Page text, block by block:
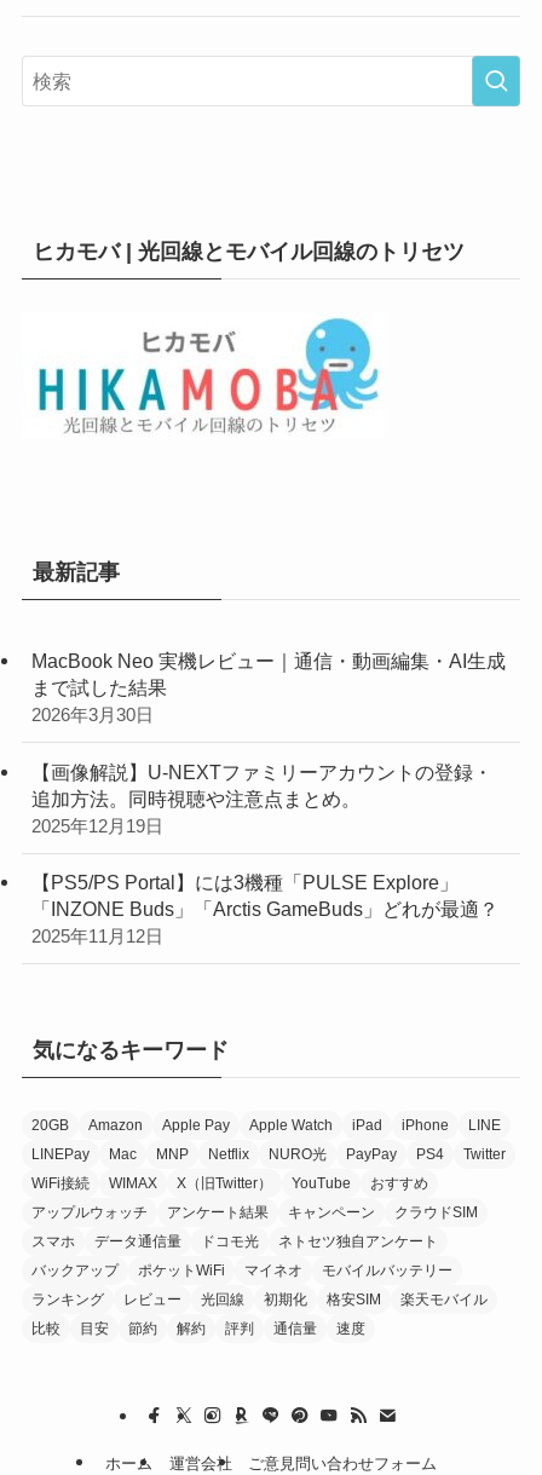
ヒカモバ | 光回線とモバイル回線のトリセツ
最新記事
MacBook Neo 実機レビュー｜通信・動画編集・AI生成
まで試した結果
2026年3月30日
【画像解説】U-NEXTファミリーアカウントの登録・
追加方法。同時視聴や注意点まとめ。
2025年12月19日
【PS5/PS Portal】には3機種「PULSE Explore」
「INZONE Buds」「Arctis GameBuds」どれが最適？
2025年11月12日
気になるキーワード
20GB Amazon Apple Pay Apple Watch iPad iPhone
LINE
LINEPay
Mac MNP Netflix NURO光 PayPay PS4
Twitter
WiFi接続
WIMAX X（旧Twitter） YouTube
おすすめ
アップルウォッチ
アンケート結果 キャンペーン
クラウドSIM
スマホ
データ通信量 ドコモ光
ネトセツ独自アンケート
バックアップ
ポケットWiFi マイネオ
モバイルバッテリー
ランキング
レビュー 光回線 初期化 格安SIM
楽天モバイル
比較
目安 節約 解約 評判 通信量 速度
ホーム 運営会社 ご意見問い合わせフォーム